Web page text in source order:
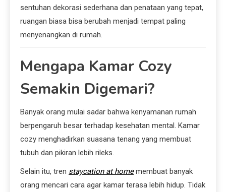
sentuhan dekorasi sederhana dan penataan yang tepat,
ruangan biasa bisa berubah menjadi tempat paling
menyenangkan di rumah.
Mengapa Kamar Cozy
Semakin Digemari?
Banyak orang mulai sadar bahwa kenyamanan rumah
berpengaruh besar terhadap kesehatan mental. Kamar
cozy menghadirkan suasana tenang yang membuat
tubuh dan pikiran lebih rileks.
Selain itu, tren staycation at homemembuat banyak
orang mencari cara agar kamar terasa lebih hidup. Tidak